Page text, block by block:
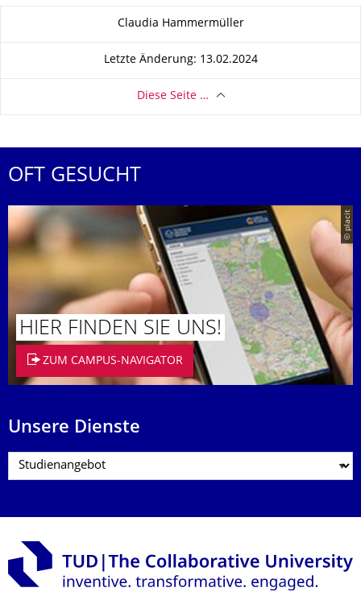
Zu dieser SeiteClaudia Hammermüller
Letzte Änderung: 13.02.2024
Diese Seite …
OFT GESUCHT
© placit
HIER FINDEN SIE UNS!
ZUM CAMPUS-NAVIGATOR
Unsere Dienste